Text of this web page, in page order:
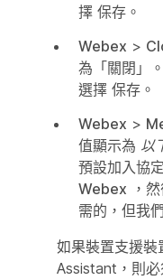
擇 保存 。
Webex >
為「關閉」
選擇 保存 。
Webex >
值顯示為 以
預設加入協
Webex ，
需的，但我
如果裝置支援
Assistant，則